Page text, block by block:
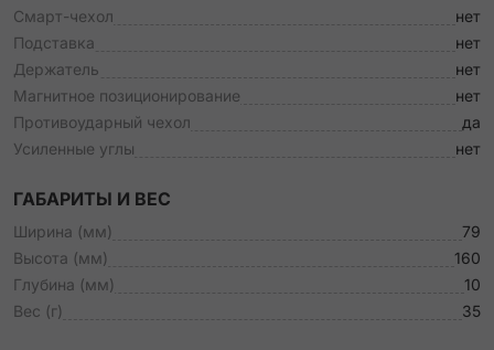
Смарт-чехол
нет
Подставка
нет
Держатель
нет
Магнитное позиционирование
нет
Противоударный чехол
да
Усиленные углы
нет
ГАБАРИТЫ И ВЕС
Ширина (мм)
79
Высота (мм)
160
Глубина (мм)
10
Вес (г)
35